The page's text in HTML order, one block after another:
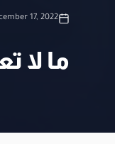
17, 2022
ما لا